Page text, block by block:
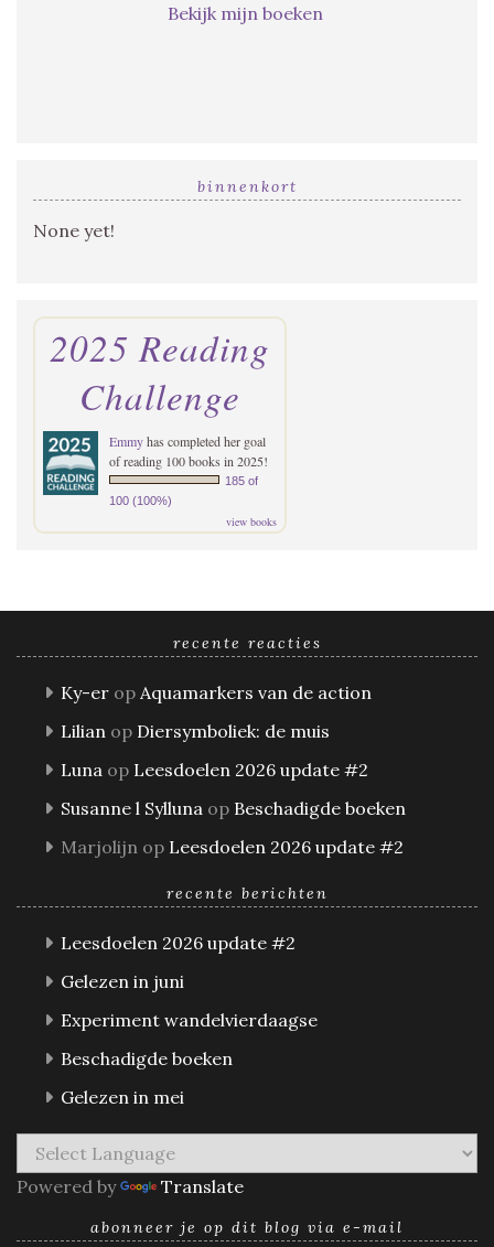
Bekijk mijn boeken
binnenkort
None yet!
2025 Reading
Challenge
Emmyhas completed her goal
of reading 100 books in 2025!
185 of
100 (100%)
view books
recente reacties
Ky-er op Aquamarkers van de action
Lilian op Diersymboliek: de muis
Luna op Leesdoelen 2026 update #2
Susanne l Sylluna op Beschadigde boeken
Marjolijn op Leesdoelen 2026 update #2
recente berichten
Leesdoelen 2026 update #2
Gelezen in juni
Experiment wandelvierdaagse
Beschadigde boeken
Gelezen in mei
Powered by Translate
abonneer je op dit blog via e-mail